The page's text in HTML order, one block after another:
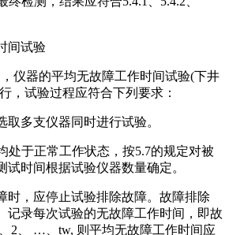
间试验
仪器的平均无故障工作时间试验(下井
，试验过程应符合下列要求：
取多支仪器同时进行试验。
处于正常工作状态，按5.7的规定对被
试时间根据试验仪器数量确定。
时，应停止试验排除故障。故障排除
记录每次试验的无故障工作时间，即故
2、 …、tw, 则平均无故障工作时间应